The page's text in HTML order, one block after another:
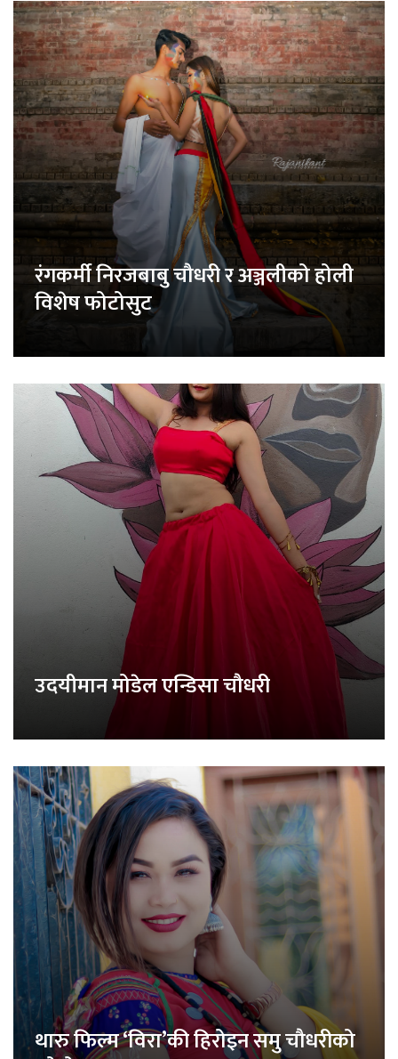
रंगकर्मी निरजबाबु चौधरी र अञ्जलीको होली
विशेष फोटोसुट
उदयीमान मोडेल एन्डिसा चौधरी
थारु फिल्म ‘विरा’की हिरोइन समु चौधरीको